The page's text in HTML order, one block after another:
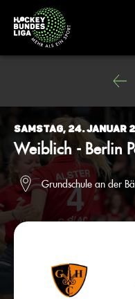
Samstag, 24. Januar
Weiblich - Berlin
Grundschule an der